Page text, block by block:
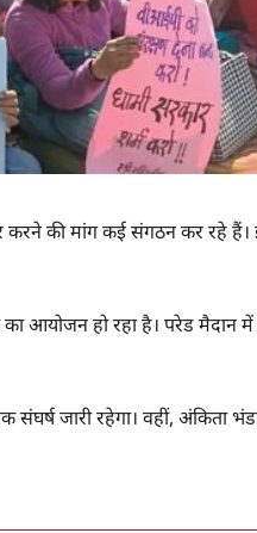
करने की मांग कई संगठन कर रहे
का आयोजन हो रहा है। परेड
जारी रहेगा। वहीं, अंकिता